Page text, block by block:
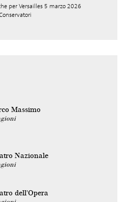
per Versailles 5 marzo 2026
Massimo
Nazionale
dell'Opera